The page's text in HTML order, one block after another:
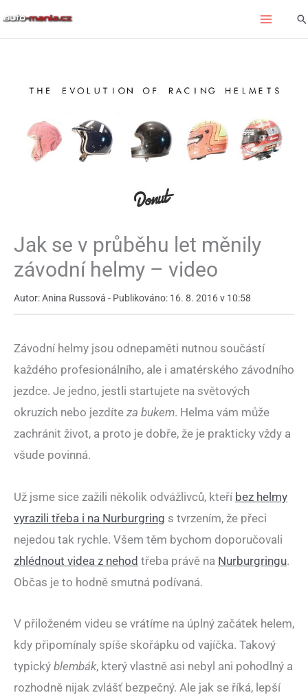
Jak se v průběhu let měnily
závodní helmy – video
Autor: Anina Russová - Publikováno: 16. 8. 2016 v 10:58
Závodní helmy jsou odnepaměti nutnou součástí
každého profesionálního, ale i amatérského závodního
jezdce. Je jedno, jestli startujete na světových
okruzích nebo jezdíte za bukem. Helma vám může
zachránit život, a proto je dobře, že je prakticky vždy a
všude povinná.
Už jsme sice zažili několik odvážlivců, kteří bez helmy
vyrazili třeba i na Nurburgring s tvrzením, že přeci
nejedou tak rychle. Všem těm bychom doporučovali
zhlédnout videa z nehod třeba právě na Nurburgringu.
Občas je to hodně smutná podívaná.
V přiloženém videu se vrátíme na úplný začátek helem,
kdy připomínaly spíše skořápku od vajíčka. Takový
typický blembák, který vlastně asi nebyl ani pohodlný a
rozhodně nijak zvlášť bezpečný. Ale jak se říká, lepší